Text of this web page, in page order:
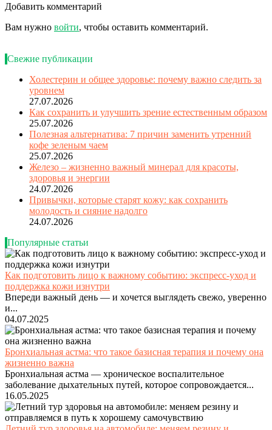
Добавить комментарий
Вам нужно войти, чтобы оставить комментарий.
Свежие публикации
Холестерин и общее здоровье: почему важно следить за
уровнем
27.07.2026
Как сохранить и улучшить зрение естественным образом
25.07.2026
Полезная альтернатива: 7 причин заменить утренний
кофе зеленым чаем
25.07.2026
Железо – жизненно важный минерал для красоты,
здоровья и энергии
24.07.2026
Привычки, которые старят кожу: как сохранить
молодость и сияние надолго
24.07.2026
Популярные статьи
Как подготовить лицо к важному событию: экспресс-уход и
поддержка кожи изнутри
Впереди важный день — и хочется выглядеть свежо, уверенно
и...
04.07.2025
Бронхиальная астма: что такое базисная терапия и почему она
жизненно важна
Бронхиальная астма — хроническое воспалительное
заболевание дыхательных путей, которое сопровождается...
16.05.2025